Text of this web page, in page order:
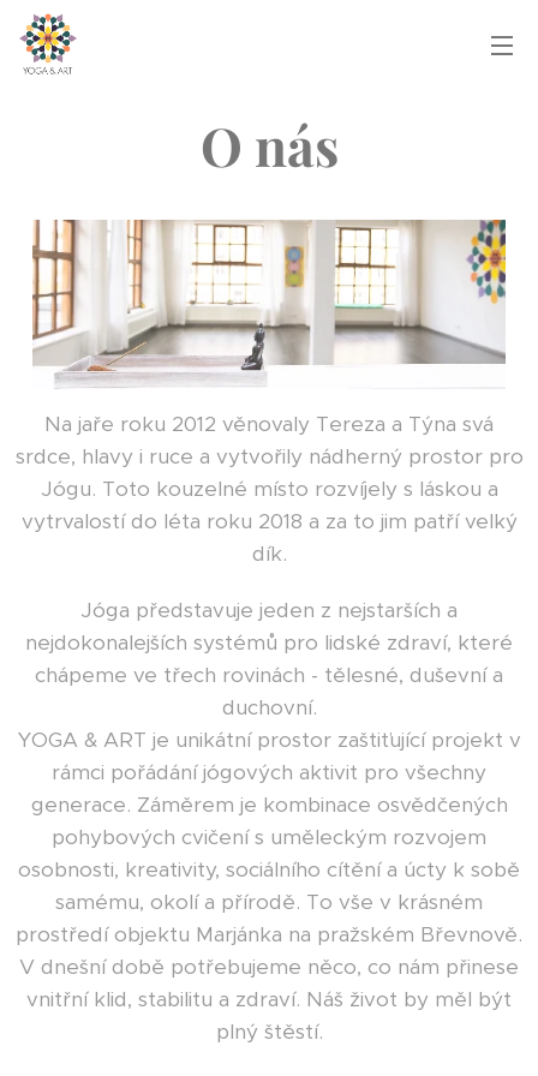
O nás
Na jaře roku 2012 věnovaly Tereza a Týna svá
srdce, hlavy i ruce a vytvořily nádherný prostor pro
Jógu. Toto kouzelné místo rozvíjely s láskou a
vytrvalostí do léta roku 2018 a za to jim patří velký
dík.
Jóga představuje jeden z nejstarších a
nejdokonalejších systémů pro lidské zdraví, které
chápeme ve třech rovinách - tělesné, duševní a
duchovní.
YOGA & ART je unikátní prostor zaštiťující projekt v
rámci pořádání jógových aktivit pro všechny
generace. Záměrem je kombinace osvědčených
pohybových cvičení s uměleckým rozvojem
osobnosti, kreativity, sociálního cítění a úcty k sobě
samému, okolí a přírodě. To vše v krásném
prostředí objektu Marjánka na pražském Břevnově.
V dnešní době potřebujeme něco, co nám přinese
vnitřní klid, stabilitu a zdraví. Náš život by měl být
plný štěstí.